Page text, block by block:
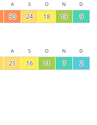
A S O N D
30 24 18 13 9
A S O N D
21 16 11 7 2